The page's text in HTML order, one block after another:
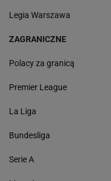
Legia Warszawa
ZAGRANICZNE
Polacy za granicą
Premier League
La Liga
Bundesliga
Serie A